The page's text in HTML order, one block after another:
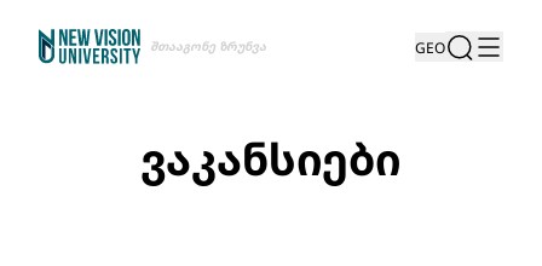
Შთააგონე Ზრუნვა GEO
ვაკანსიები